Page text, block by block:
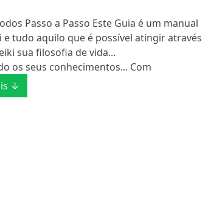
Passo a Passo Este Guia é um manual
tudo aquilo que é possível atingir através
sua filosofia de vida...
os seus conhecimentos... Com
↓